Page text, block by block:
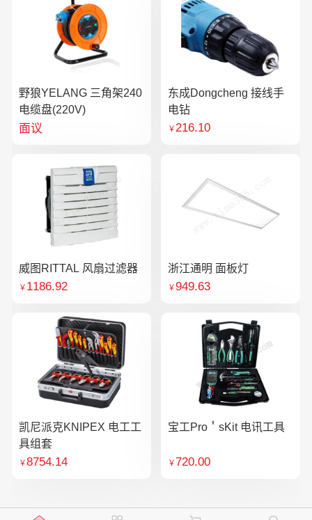
野狼YELANG 三角架240
电缆盘(220V)
面议
东成Dongcheng 接线手
电钻
￥216.10
威图RITTAL 风扇过滤器
￥ 1186.92
浙江通明 面板灯
￥949.63
凯尼派克KNIPEX 电工工
具组套
￥8754.14
宝工Pro＇sKit 电讯工具
￥720.00